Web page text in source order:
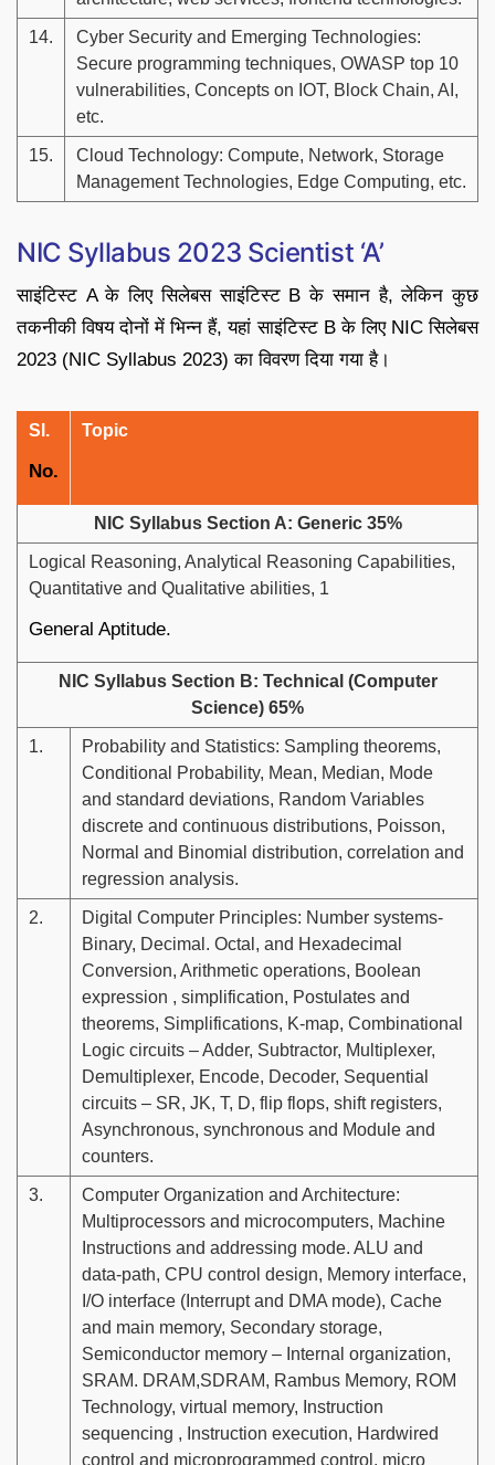
14.
Cyber Security and Emerging Technologies:
Secure programming techniques, OWASP top 10
vulnerabilities, Concepts on IOT, Block Chain, AI,
etc.
15.
Cloud Technology: Compute, Network, Storage
Management Technologies, Edge Computing, etc.
NIC Syllabus 2023 Scientist ‘A’
साइंटिस्ट A के लिए सिलेबस साइंटिस्ट B के समान है, लेकिन कुछ
तकनीकी विषय दोनों में भिन्न हैं, यहां साइंटिस्ट B के लिए NIC सिलेबस
2023 (NIC Syllabus 2023) का विवरण दिया गया है।
Sl.
No.
Topic
NIC Syllabus Section A: Generic 35%
Logical Reasoning, Analytical Reasoning Capabilities,
Quantitative and Qualitative abilities, 1
General Aptitude.
NIC Syllabus Section B: Technical (Computer
Science) 65%
1.
Probability and Statistics: Sampling theorems,
Conditional Probability, Mean, Median, Mode
and standard deviations, Random Variables
discrete and continuous distributions, Poisson,
Normal and Binomial distribution, correlation and
regression analysis.
2.
Digital Computer Principles: Number systems-
Binary, Decimal. Octal, and Hexadecimal
Conversion, Arithmetic operations, Boolean
expression , simplification, Postulates and
theorems, Simplifications, K-map, Combinational
Logic circuits – Adder, Subtractor, Multiplexer,
Demultiplexer, Encode, Decoder, Sequential
circuits – SR, JK, T, D, flip flops, shift registers,
Asynchronous, synchronous and Module and
counters.
3.
Computer Organization and Architecture:
Multiprocessors and microcomputers, Machine
Instructions and addressing mode. ALU and
data-path, CPU control design, Memory interface,
I/O interface (Interrupt and DMA mode), Cache
and main memory, Secondary storage,
Semiconductor memory – Internal organization,
SRAM. DRAM,SDRAM, Rambus Memory, ROM
Technology, virtual memory, Instruction
sequencing , Instruction execution, Hardwired
control and microprogrammed control, micro